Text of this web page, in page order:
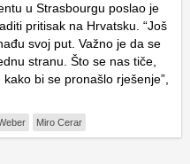
u Strasbourgu poslao je
pritisak na Hrvatsku. “Još
svoj put. Važno je da se
stranu. Što se nas tiče,
bi se pronašlo rješenje”,
Miro Cerar